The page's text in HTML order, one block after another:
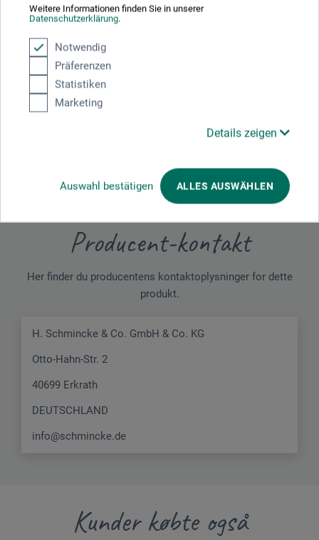
Weitere Informationen finden Sie in unserer
Datenschutzerklärung.
Notwendig
Präferenzen
Statistiken
Marketing
Details zeigen
Auswahl bestätigen ALLES AUSWÄHLEN
Her finder du vigtige dokumenter og filer til dette produkt.
Sikkerhedsdatablad
Producent-kontakt
Her finder du producentens kontaktoplysninger for dette
produkt.
H. Schmincke & Co. GmbH & Co. KG
Otto-Hahn-Str. 2
40699 Erkrath
DEUTSCHLAND
info@schmincke.de
Kunder købte også